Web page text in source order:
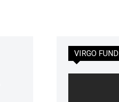
VIRGO FUND